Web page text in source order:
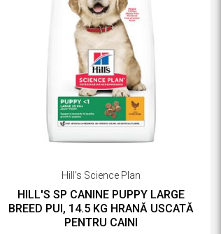
Hill's Science Plan
HILL'S SP CANINE PUPPY LARGE
BREED PUI, 14.5 KG HRANĂ USCATĂ
PENTRU CAINI